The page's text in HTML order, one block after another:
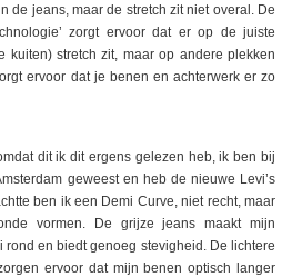
de jeans, maar de stretch zit niet overal. De
zorgt ervoor dat er op de juiste
kuiten) stretch zit, maar op andere plekken
ervoor dat je benen en achterwerk er zo
dit ik dit ergens gelezen heb, ik ben bij
geweest en heb de nieuwe Levi’s
ben ik een Demi Curve, niet recht, maar
vormen. De grijze jeans maakt mijn
rond en biedt genoeg stevigheid. De lichtere
ervoor dat mijn benen optisch langer